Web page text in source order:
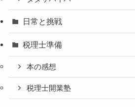
日常と挑戦
税理士準備
本の感想
税理士開業塾